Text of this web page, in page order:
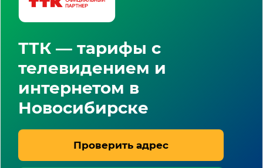
ТТК — тарифы с
телевидением и
интернетом в
Новосибирске
Проверить адрес